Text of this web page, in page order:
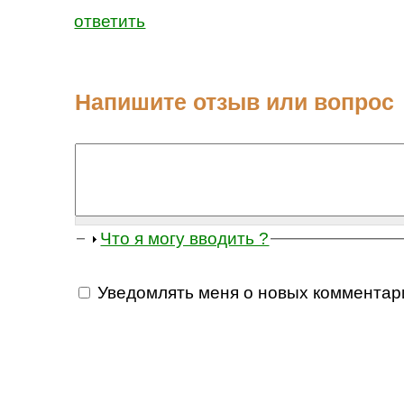
ответить
Напишите отзыв или вопрос
Что я могу вводить ?
Уведомлять меня о новых